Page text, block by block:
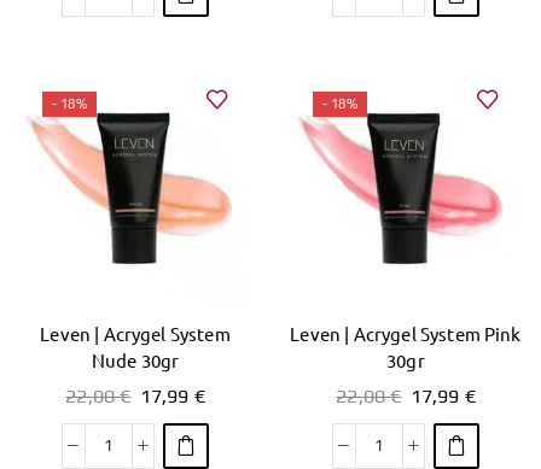
- 18%
Leven | Acrygel System
Nude 30gr
22,00€ 17,99 €
- 18%
Leven | Acrygel System Pink
30gr
22,00€ 17,99 €